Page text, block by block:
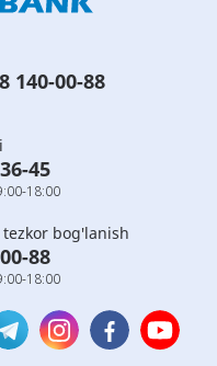
140-00-88
45
18:00
bog'lanish
88
18:00